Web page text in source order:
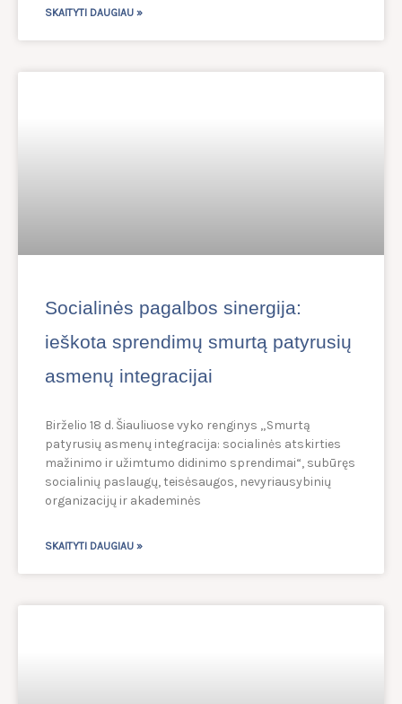
SKAITYTI DAUGIAU »
Socialinės pagalbos sinergija:
ieškota sprendimų smurtą patyrusių
asmenų integracijai
Birželio 18 d. Šiauliuose vyko renginys „Smurtą
patyrusių asmenų integracija: socialinės atskirties
mažinimo ir užimtumo didinimo sprendimai“, subūręs
socialinių paslaugų, teisėsaugos, nevyriausybinių
organizacijų ir akademinės
SKAITYTI DAUGIAU »